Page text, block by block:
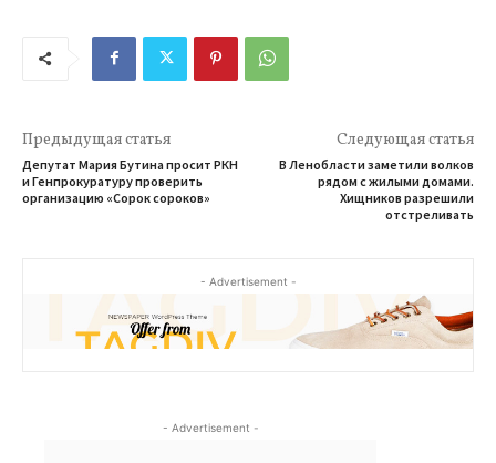
Предыдущая статья
Депутат Мария Бутина просит РКН
и Генпрокуратуру проверить
организацию «Сорок сороков»
Следующая статья
В Ленобласти заметили волков
рядом с жилыми домами.
Хищников разрешили
отстреливать
- Advertisement -
- Advertisement -